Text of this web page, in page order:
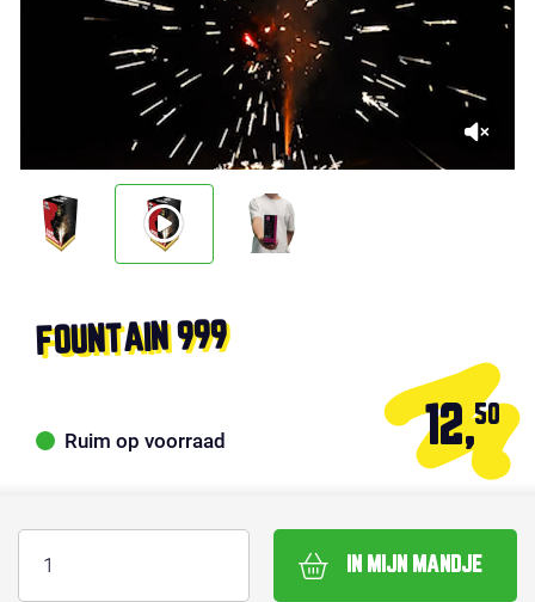
FOUNTAIN 999
Ruim op voorraad 12,50
IN MIJN MANDJE